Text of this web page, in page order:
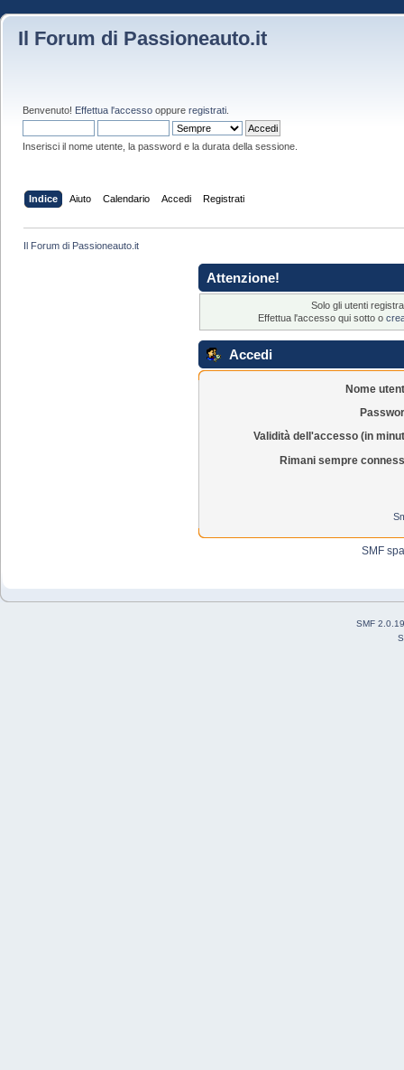
Il Forum di Passioneauto.it
Benvenuto! Effettua l'accesso oppure registrati
Inserisci il nome utente, la password e la durata della sessione.
Indice Aiuto Calendario Accedi Registrati
Il Forum di Passioneauto.it
Attenzione!
Solo gli utenti
Effettua l'accesso qui sotto o
Accedi
Nome
Validità dell'accesso (in
Rimani sempre
SMF
SMF 2.0.19